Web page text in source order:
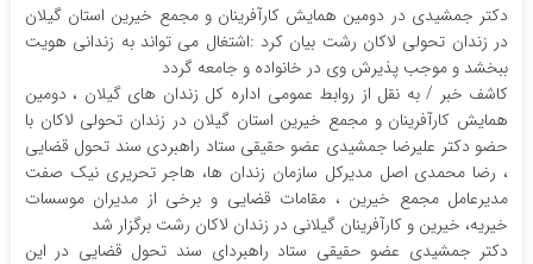
دکتر جمشیدی در دومین همایش کارآفرینان و مجمع خیرین استان گیلان
در زندان تحولی لاکان رشت بیان کرد :اشتغال می تواند به زندانی هویت
ببخشد و موجب پذیرش وی در خانواده و جامعه گردد
کاشف خبر / به نقل از روابط عمومی اداره کل زندان های گیلان ، دومین
همایش کارآفرینان و مجمع خیرین استان گیلان در زندان تحولی لاکان با
حضو دکتر علیرضا جمشیدی عضو حقیقی ستاد راهبردی سند تحول قضایی
، رضا محمدی اصل مدیرکل سازمان زندان ها، هاجر تحریری نیک صفت
مدیرعامل مجمع خیرین ، مقامات قضایی و برخی از مدیران موسسات
خیریه، خیرین و کارآفرینان گیلانی در زندان لاکان رشت برگزار شد
دکتر جمشیدی عضو حقیقی ستاد راهبردای سند تحول قضایی در این